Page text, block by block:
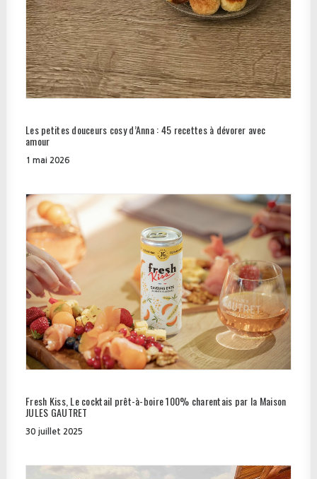
Les petites douceurs cosy d’Anna : 45 recettes à dévorer avec
amour
1 mai 2026
Fresh Kiss, Le cocktail prêt-à-boire 100% charentais par la Maison
JULES GAUTRET
30 juillet 2025